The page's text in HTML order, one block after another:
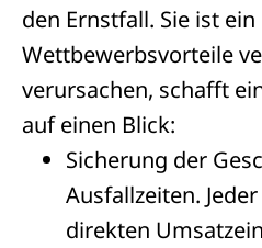
den Ernstfall. Sie ist
Wettbewerbsvorteile
verursachen, schafft
auf einen Blick:
Sicherung der
Ausfallzeiten.
direkten